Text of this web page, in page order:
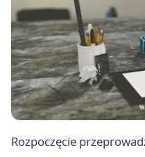
Rozpoczęcie